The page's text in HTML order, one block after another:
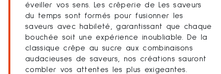
éveiller vos sens. Les crêperie de Les saveurs
du temps sont formés pour fusionner les
saveurs avec habileté, garantissant que chaque
bouchée soit une expérience inoubliable. De la
classique crêpe au sucre aux combinaisons
audacieuses de saveurs, nos créations sauront
combler vos attentes les plus exigeantes.